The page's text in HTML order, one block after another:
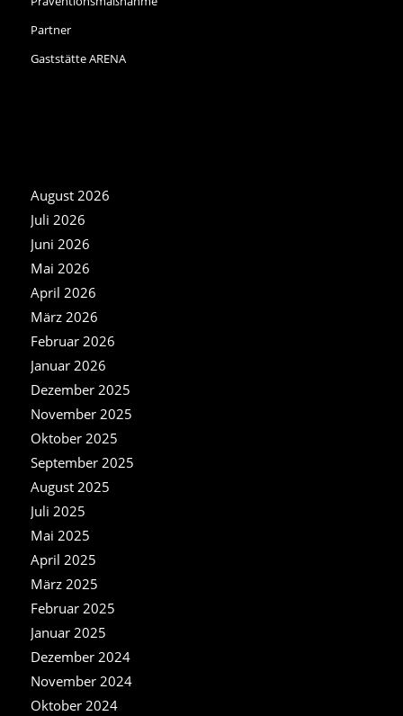
Partner
Gaststätte ARENA
August 2026
Juli 2026
Juni 2026
Mai 2026
April 2026
März 2026
Februar 2026
Januar 2026
Dezember 2025
November 2025
Oktober 2025
September 2025
August 2025
Juli 2025
Mai 2025
April 2025
März 2025
Februar 2025
Januar 2025
Dezember 2024
November 2024
Oktober 2024